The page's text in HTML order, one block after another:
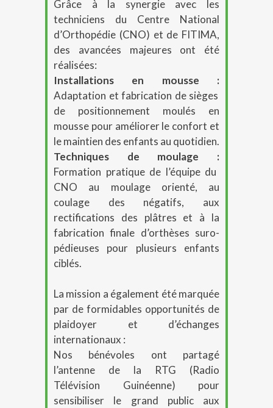
Grâce à la synergie avec les
techniciens du Centre National
d’Orthopédie (CNO) et de FITIMA,
des avancées majeures ont été
réalisées:
Installations en mousse :
Adaptation et fabrication de sièges
de positionnement moulés en
mousse pour améliorer le confort et
le maintien des enfants au quotidien.
Techniques de moulage :
Formation pratique de l’équipe du
CNO au moulage orienté, au
coulage des négatifs, aux
rectifications des plâtres et à la
fabrication finale d’orthèses suro-
pédieuses pour plusieurs enfants
ciblés.
La mission a également été marquée
par de formidables opportunités de
plaidoyer et d’échanges
internationaux :
Nos bénévoles ont partagé
l’antenne de la RTG (Radio
Télévision Guinéenne) pour
sensibiliser le grand public aux